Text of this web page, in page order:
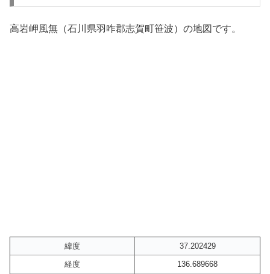
高岩岬風無（石川県羽咋郡志賀町笹波）の地図です。
緯度
37.202429
経度
136.689668